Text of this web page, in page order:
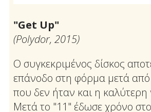
"Get Up"
(Polydor, 2015)
Ο συγκεκριμένος δίσκος
επάνοδο στη φόρμα μετά από
που δεν ήταν και η καλύτερη
Μετά το "11" έδωσε χρόνο